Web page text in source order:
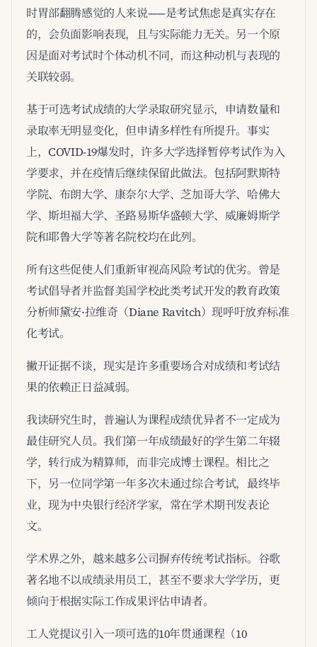
时胃部翻腾感觉的人来说——是考试焦虑是真实存在
的，会负面影响表现，且与实际能力无关。另一个原
因是面对考试时个体动机不同，而这种动机与表现的
关联较弱。
基于可选考试成绩的大学录取研究显示，申请数量和
录取率无明显变化，但申请多样性有所提升。事实
上，COVID-19爆发时，许多大学选择暂停考试作为入
学要求，并在疫情后继续保留此做法。包括阿默斯特
学院、布朗大学、康奈尔大学、芝加哥大学、哈佛大
学、斯坦福大学、圣路易斯华盛顿大学、威廉姆斯学
院和耶鲁大学等著名院校均在此列。
所有这些促使人们重新审视高风险考试的优劣。曾是
考试倡导者并监督美国学校此类考试开发的教育政策
分析师黛安·拉维奇（Diane Ravitch）现呼吁放弃标准
化考试。
撇开证据不谈，现实是许多重要场合对成绩和考试结
果的依赖正日益减弱。
我读研究生时，普遍认为课程成绩优异者不一定成为
最佳研究人员。我们第一年成绩最好的学生第二年辍
学，转行成为精算师，而非完成博士课程。相比之
下，另一位同学第一年多次未通过综合考试，最终毕
业，现为中央银行经济学家，常在学术期刊发表论
文。
学术界之外，越来越多公司摒弃传统考试指标。谷歌
著名地不以成绩录用员工，甚至不要求大学学历，更
倾向于根据实际工作成果评估申请者。
工人党提议引入一项可选的10年贯通课程（10